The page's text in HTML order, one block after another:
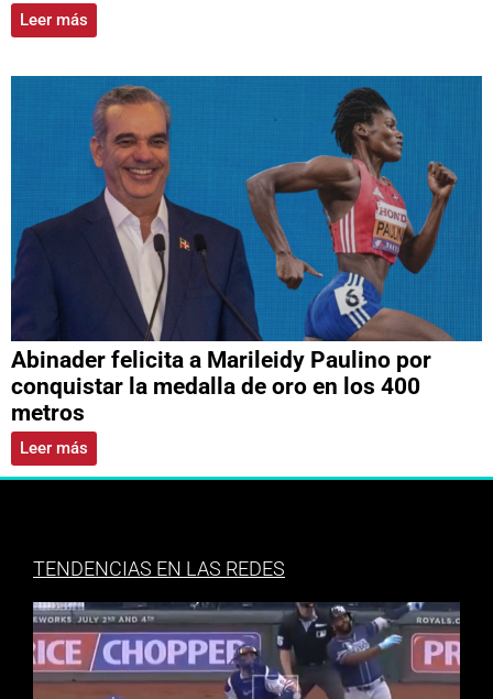
Leer más
Abinader felicita a Marileidy Paulino por
conquistar la medalla de oro en los 400
metros
Leer más
TENDENCIAS EN LAS REDES